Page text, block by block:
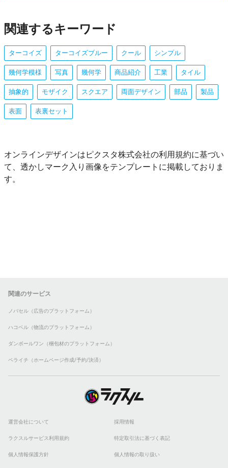
関連するキーワード
ターコイズ ターコイズブルー クール シンプル
幾何学模様 写真 幾何学 商品紹介 工業 タイル
抽象的 モザイク スクエア 両面デザイン 部品 製品
表面 表裏セット
オンラインデザインはピクスタ株式会社の利用規約に基づい
て、透かしマーク入り画像をテンプレートに掲載しておりま
す。
関連のサービス
ノバセル（広告のプラットフォーム）
ハコベル（物流のプラットフォーム）
ダンボールワン（梱包材のプラットフォーム）
ペライチ（ホームページ作成/予約/決済）
運営会社について 採用情報
ラクスルサービス利用規約 特定取引法に基づく表記
個人情報保護方針 個人情報の取り扱い